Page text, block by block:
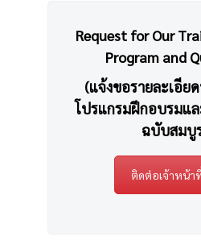
Request for Our
Program and
(แจ้งขอรายละเอีย
โปรแกรมฝึกอบรมแ
ฉบับสมบู
ติดต่อเจ้าหน้า